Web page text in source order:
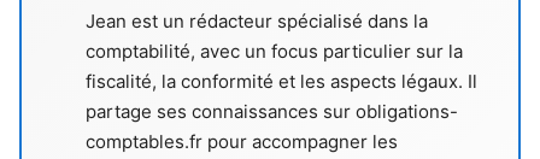
Jean est un rédacteur spécialisé dans la
comptabilité, avec un focus particulier sur la
fiscalité, la conformité et les aspects légaux. Il
partage ses connaissances sur obligations-
comptables.fr pour accompagner les